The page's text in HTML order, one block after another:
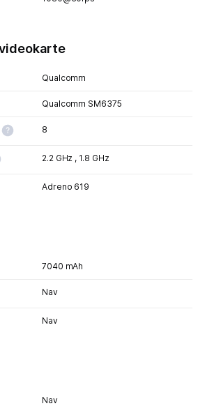
Qualcomm
Qualcomm SM6375
8
2.2 GHz , 1.8 GHz
Adreno 619
7040 mAh
Nav
Nav
Nav